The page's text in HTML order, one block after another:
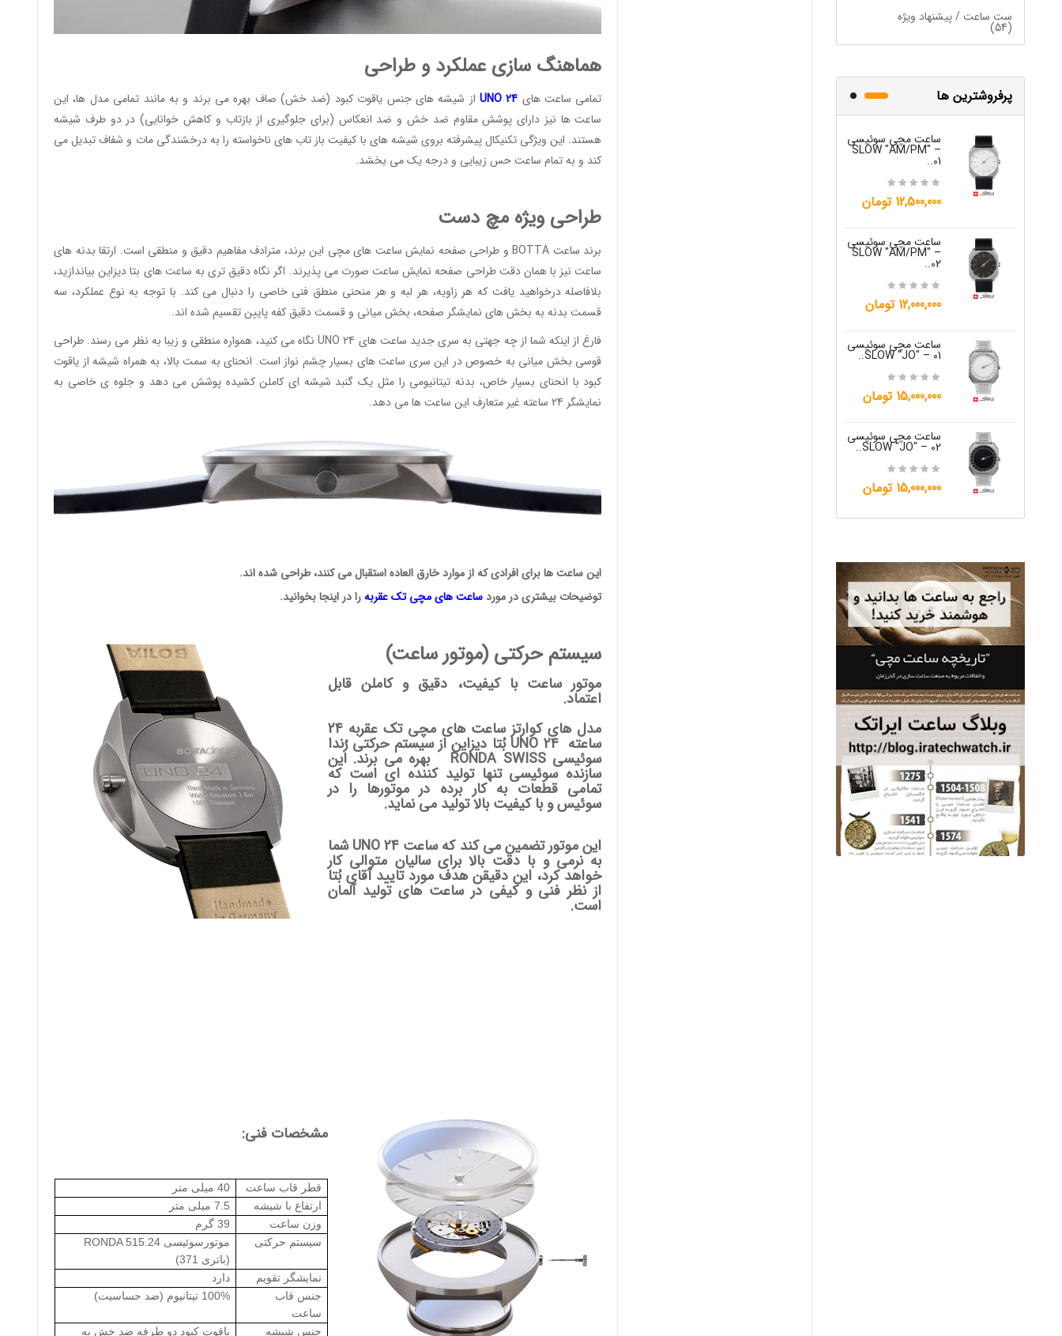
ست ساعت / پیشنهاد ویژه
(54)
پرفروشترین ها
ساعت مچی سوئیسی
SLOW "AM/PM" –
01..
12,500,000 تومان
ساعت مچی سوئیسی
SLOW "AM/PM" –
02..
12,000,000 تومان
ساعت مچی سوئیسی
SLOW "JO" – 01..
15,000,000 تومان
ساعت مچی سوئیسی
SLOW "JO" – 02..
15,000,000 تومان
هماهنگ سازی عملکرد و طراحی
تمامی ساعت های UNO 24
از شیشه های جنس یاقوت کبود (ضد خش) صاف بهره می برند و به مانند تمامی مدل ها، این
ساعت ها نیز دارای پوشش مقاوم ضد خش و ضد انعکاس (برای جلوگیری از بازتاب و کاهش خوانایی) در دو طرف شیشه
هستند. این ویژگی تکنیکال پیشرفته بروی شیشه های با کیفیت باز تاب های ناخواسته را به درخشندگی مات و شفاف تبدیل می
کند و به تمام ساعت حس زیبایی و درجه یک می بخشد.
طراحی ویژه مچ دست
برند ساعت BOTTA و طراحی صفحه نمایش ساعت های مچی این برند، مترادف مفاهیم دقیق و منطقی است. ارتقا بدنه های
ساعت نیز با همان دقت طراحی صفحه نمایش ساعت صورت می پذیرند. اگر نگاه دقیق تری به ساعت های بتا دیزاین بیاندازید،
بلافاصله درخواهید یافت که هر زاویه، هر لبه و هر منحنی منطق فنی خاصی را دنبال می کند. با توجه به نوع عملکرد، سه
قسمت بدنه به بخش های نمایشگر صفحه، بخش میانی و قسمت دقیق کفه پایین تقسیم شده اند.
فارغ از اینکه شما از چه جهتی به سری جدید ساعت های UNO 24 نگاه می کنید، همواره منطقی و زیبا به نظر می رسند. طراحی
قوسی بخش میانی به خصوص در این سری ساعت های بسیار چشم نواز است. انحنای به سمت بالا، به همراه شیشه از یاقوت
کبود با انحنای بسیار خاص، بدنه تیتانیومی را مثل یک گنبد شیشه ای کاملن کشیده پوشش می دهد و جلوه ی خاصی به
نمایشگر 24 ساعته غیر متعارف این ساعت ها می دهد.
این ساعت ها برای افرادی که از موارد خارق العاده استقبال می کنند، طراحی شده اند.
توضیحات بیشتری در موردساعت های مچی تک عقربهرا در اینجا بخوانید.
سیستم حرکتی (موتور ساعت)
موتور ساعت با کیفیت، دقیق و کاملن قابل
اعتماد.
مدل های کوارتز ساعت های مچی تک عقربه 24
ساعته UNO 24 بُتا دیزایناز سیستم حرکتی رُندا
سوئیسی RONDA SWISS بهره می برند. این
سازنده سوئیسی تنها تولید کننده ای است که
تمامی قطعات به کار برده در موتورها را در
سوئیس و با کیفیت بالا تولید می نماید.
این موتور تضمین می کند که ساعت UNO 24 شما
به نرمی و با دقت بالا برای سالیان متوالی کار
خواهد کرد، این دقیقن هدف مورد تایید آقای بُتا
از نظر فنی و کیفی در ساعت های تولید آلمان
است.
مشخصات فنی:
قطر قاب ساعت
40 میلی متر
ارتفاع با شیشه
7.5 میلی متر
وزن ساعت
39 گرم
سیستم حرکتی
موتورسوئیسی RONDA 515.24
(باتری 371)
نمایشگر تقویم
دارد
جنس قاب
ساعت
100% تیتانیوم (ضد حساسیت)
جنس شیشه یاقوت کبود دو طرفه ضد خش به